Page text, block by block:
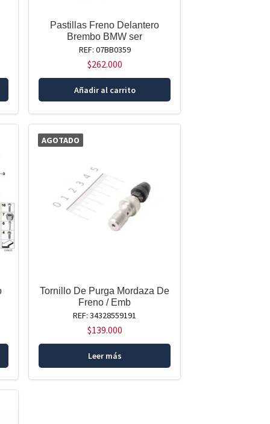
Pastillas Freno Delantero
Brembo BMW ser
REF: 07BB0359
$262.000
Añadir al carrito
AGOTADO
Tornillo De Purga Mordaza De
Freno / Emb
REF: 34328559191
$139.000
Leer más